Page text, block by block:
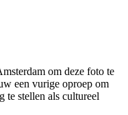
om deze foto te
een vurige oproep om
te stellen als cultureel